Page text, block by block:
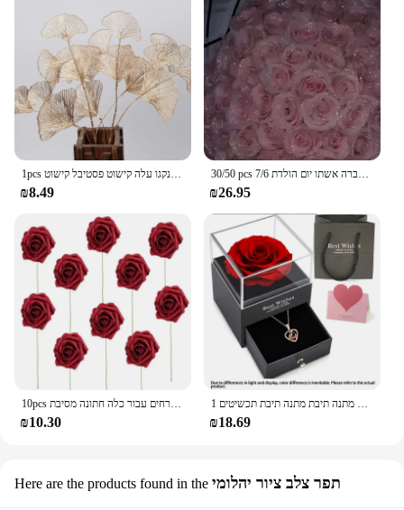
₪8.49 ₪26.95
₪10.30 ₪18.69
Here are the products found in the תפר צלב ציור יהלומי